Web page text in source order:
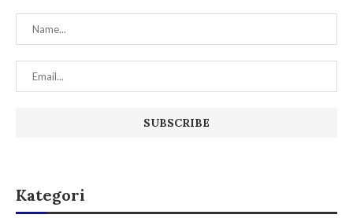
Kategori